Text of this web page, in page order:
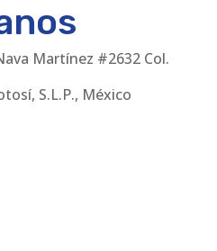
Martínez #2632 Col.
S.L.P., México